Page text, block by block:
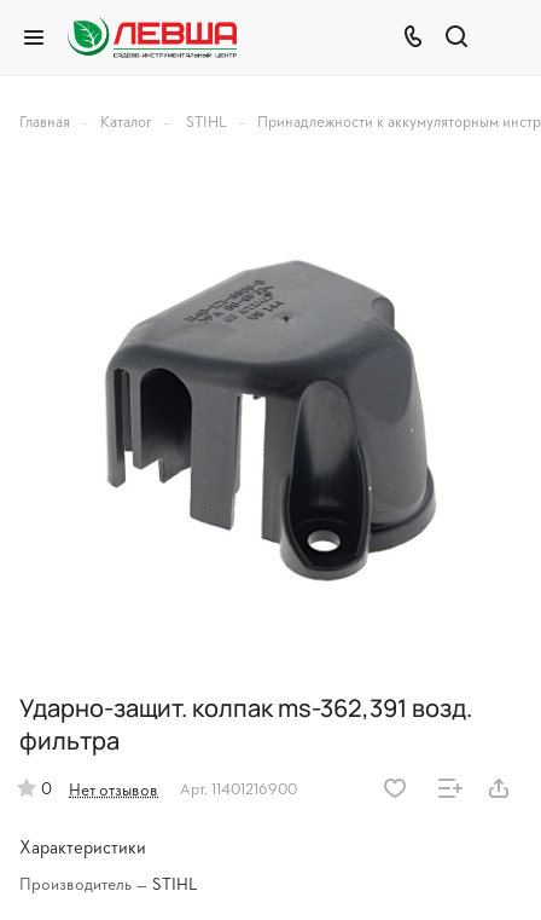
Главная – Каталог – STIHL – Принадлежности к аккумуляторным
Ударно-защит. колпак ms-362,391 возд.
фильтра
0 Нет отзывов Арт. 11401216900
Характеристики
Производитель — STIHL